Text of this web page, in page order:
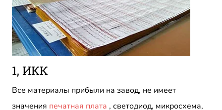
1, ИКК
Все материалы прибыли на завод, не имеет
значения печатная плата , светодиод, микросхема,